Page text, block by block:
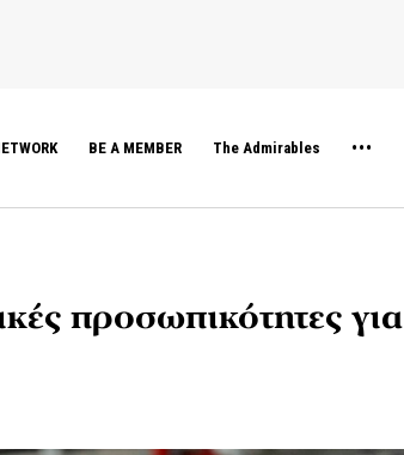
BE A MEMBER The Admirables
προσωπικότητες για